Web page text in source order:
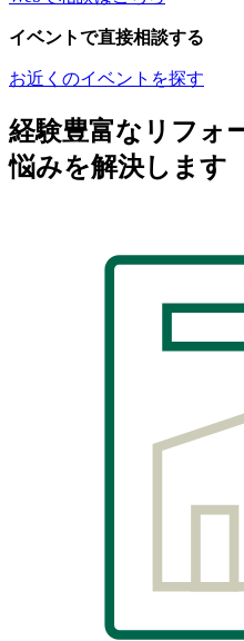
イベントで直接相談する
お近くのイベントを探す
経験豊富なリフォ
悩みを解決します